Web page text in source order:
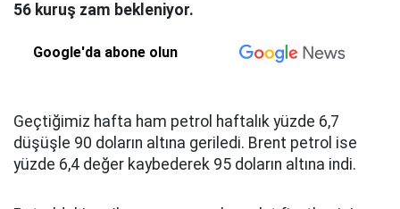
56 kuruş zam bekleniyor.
Google'da abone olun
Geçtiğimiz hafta ham petrol haftalık yüzde 6,7
düşüşle 90 doların altına geriledi. Brent petrol ise
yüzde 6,4 değer kaybederek 95 doların altına indi.